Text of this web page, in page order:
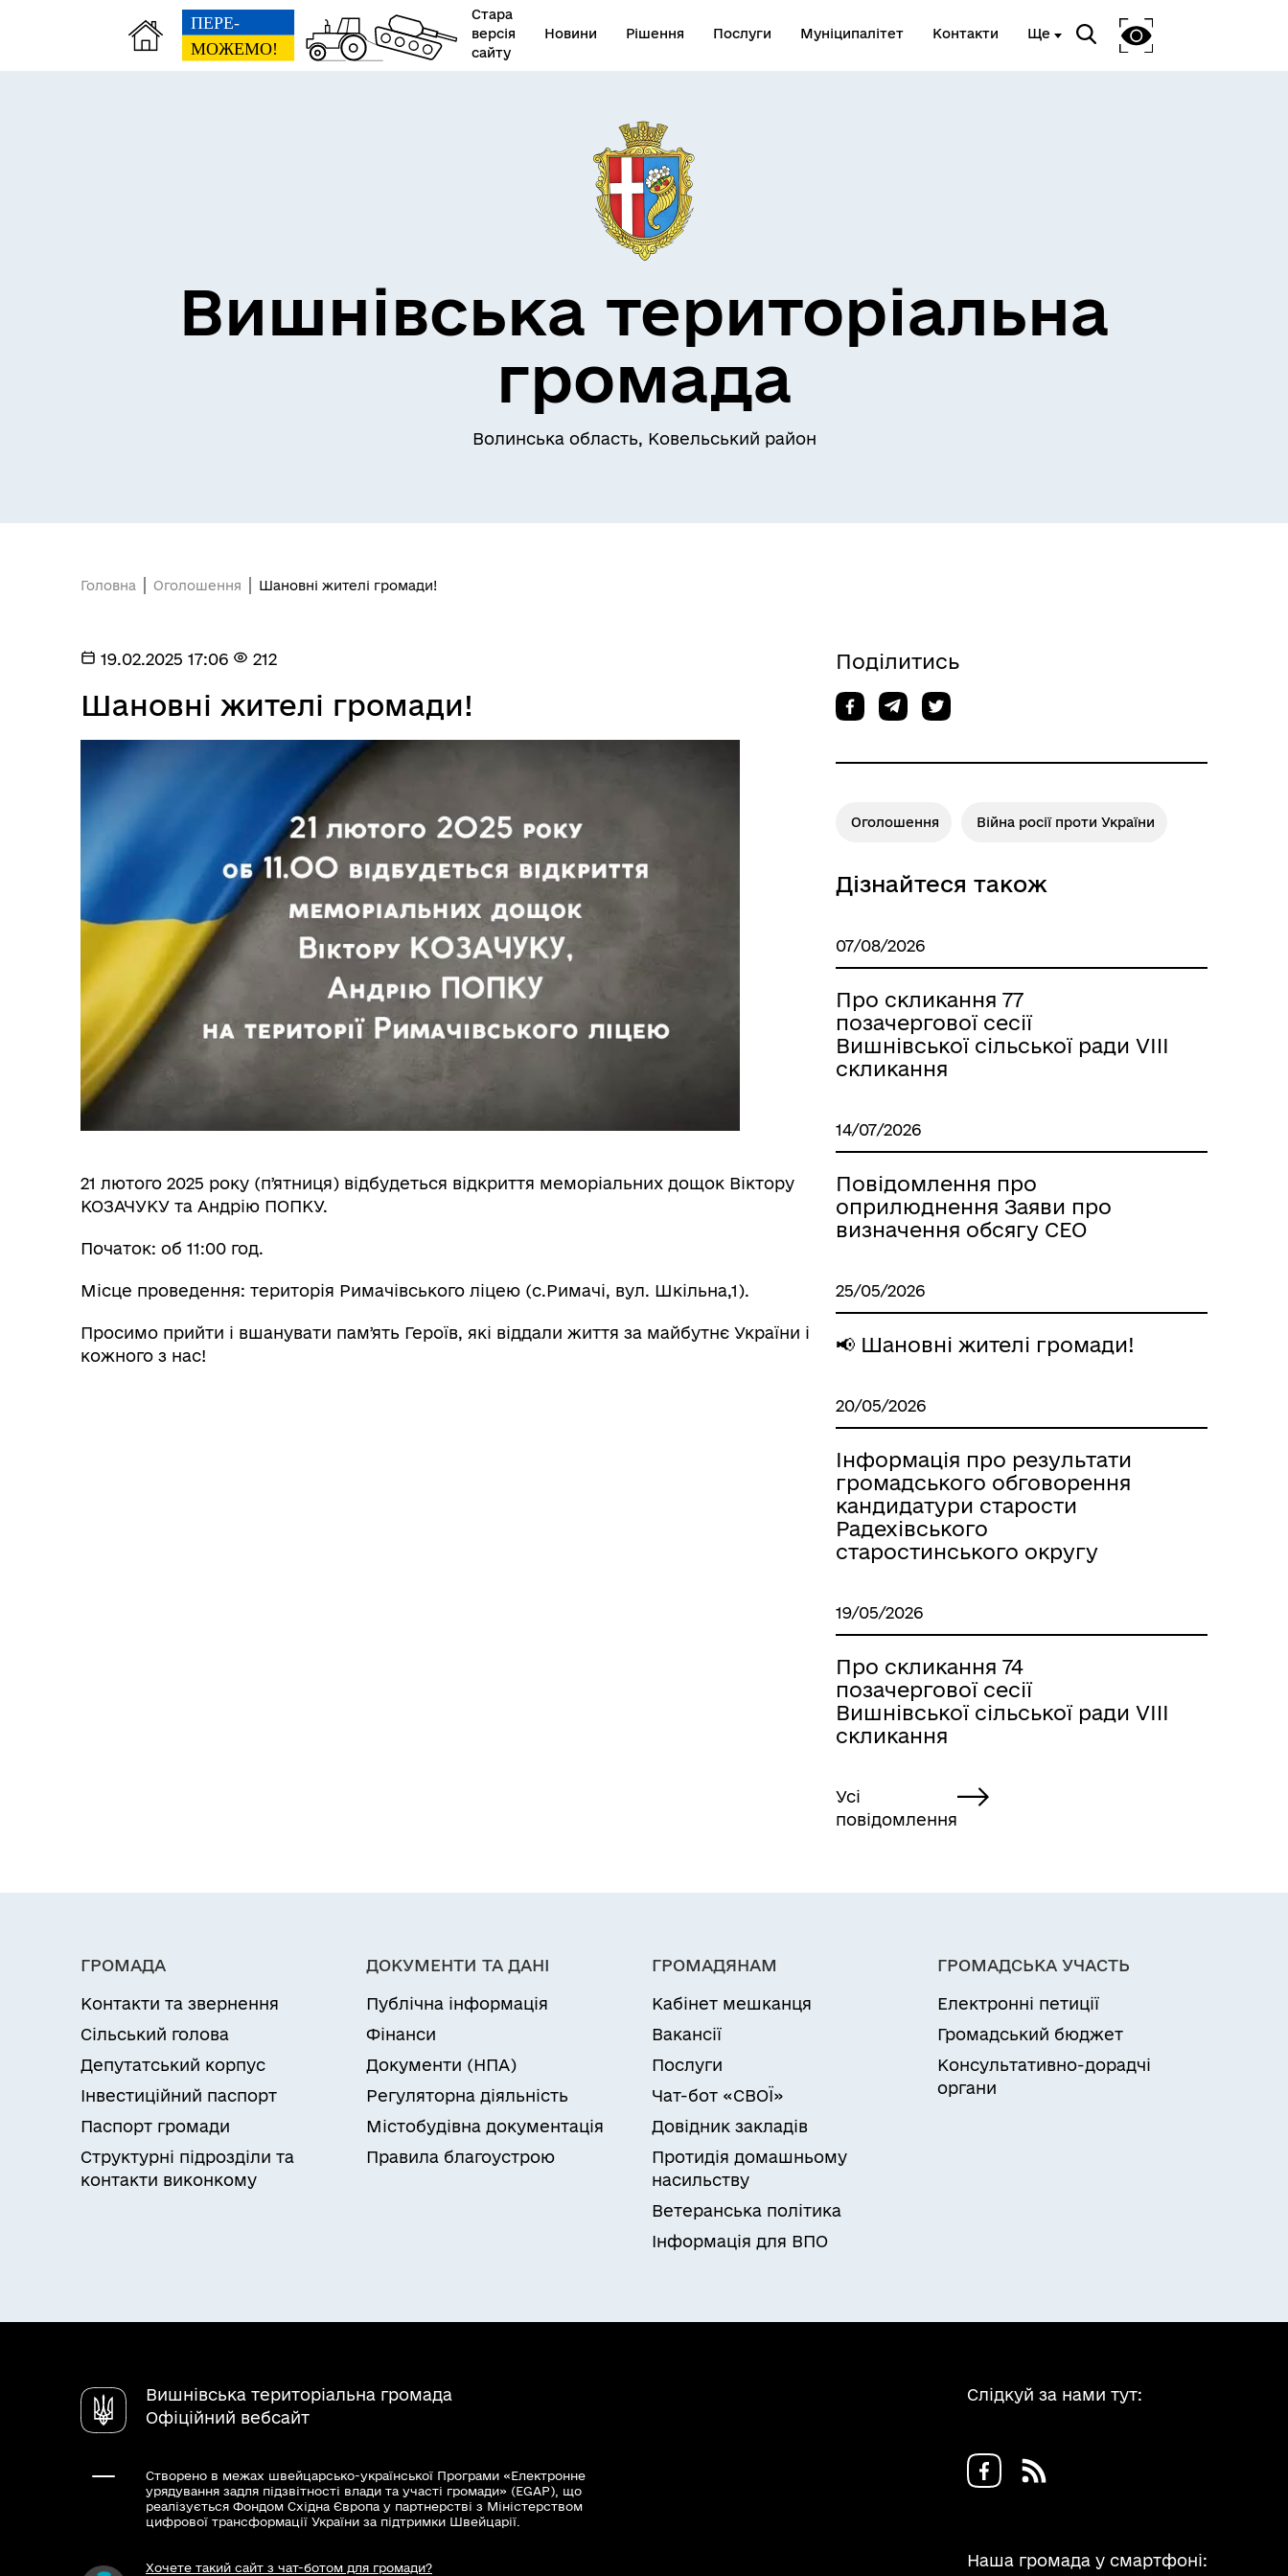
Стара
версія
сайту
Новини Рішення Послуги Муніципалітет Контакти Ще
забезпечення ради
Центр надання соціальних
Регуляторна діяльність
Вишнівська територіальна
громада
Волинська область, Ковельський район
Головна Оголошення Шановні жителі громади!
19.02.2025 17:06 212
Шановні жителі громади!
21 лютого 2025 року (пʼятниця) відбудеться відкриття меморіальних дощок Віктору
КОЗАЧУКУ та Андрію ПОПКУ.
Початок: об 11:00 год.
Місце проведення: територія Римачівського ліцею (с.Римачі, вул. Шкільна,1).
Просимо прийти і вшанувати памʼять Героїв, які віддали життя за майбутнє України і
кожного з нас!
Поділитись
Оголошення Війна росії проти України
Дізнайтеся також
07/08/2026
Про скликання 77
позачергової сесії
Вишнівської сільської ради VIIІ
скликання
14/07/2026
Повідомлення про
оприлюднення Заяви про
визначення обсягу СЕО
25/05/2026
📢 Шановні жителі громади!
20/05/2026
Інформація про результати
громадського обговорення
кандидатури старости
Радехівського
старостинського округу
19/05/2026
Про скликання 74
позачергової сесії
Вишнівської сільської ради VIIІ
скликання
Усі
повідомлення
ГРОМАДА
Контакти та звернення
Сільський голова
Депутатський корпус
Інвестиційний паспорт
Паспорт громади
Структурні підрозділи та
контакти виконкому
ДОКУМЕНТИ ТА ДАНІ
Публічна інформація
Фінанси
Документи (НПА)
Регуляторна діяльність
Містобудівна документація
Правила благоустрою
ГРОМАДЯНАМ
Кабінет мешканця
Вакансії
Послуги
Чат-бот «СВОЇ»
Довідник закладів
Протидія домашньому
насильству
Ветеранська політика
Інформація для ВПО
ГРОМАДСЬКА УЧАСТЬ
Електронні петиції
Громадський бюджет
Консультативно-дорадчі
органи
Вишнівська територіальна громада
Офіційний вебсайт
Створено в межах швейцарсько-української Програми «Електронне
урядування задля підзвітності влади та участі громади» (EGAP), що
реалізується Фондом Східна Європа у партнерстві з Міністерством
цифрової трансформації України за підтримки Швейцарії.
Хочете такий сайт з чат-ботом для громади?
Слідкуй за нами тут:
Наша громада у смартфоні: